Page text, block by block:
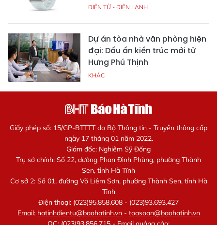
ĐIỆN TỬ - ĐIỆN LẠNH
Dự án tòa nhà văn phòng hiện
đại: Dấu ấn kiến trúc mới từ
Hưng Phú Thịnh
KHÁC
Giấy phép số: 15/GP-BTTTT do Bộ Thông tin - Truyền thông cấp
ngày 17 tháng 01 năm 2022.
Giám đốc: Nghiêm Sỹ Đống
Trụ sở chính: Số 22, đường Phan Đình Phùng, phường Thành
Sen, tỉnh Hà Tĩnh
Cơ sở 2: Số 01, đường Võ Liêm Sơn, phường Thành Sen, tỉnh Hà
Tĩnh
Điện thoại: (023)95.858.608 - (023)93.693.427
Email: hatinhdientu@baohatinh.vn- toasoan@baohatinh.vn